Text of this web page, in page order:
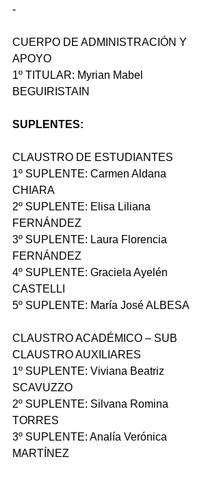
-
CUERPO DE ADMINISTRACIÓN Y
APOYO
1º TITULAR: Myrian Mabel
BEGUIRISTAIN
SUPLENTES:
CLAUSTRO DE ESTUDIANTES
1º SUPLENTE: Carmen Aldana
CHIARA
2º SUPLENTE: Elisa Liliana
FERNÁNDEZ
3º SUPLENTE: Laura Florencia
FERNÁNDEZ
4º SUPLENTE: Graciela Ayelén
CASTELLI
5º SUPLENTE: María José ALBESA
CLAUSTRO ACADÉMICO – SUB
CLAUSTRO AUXILIARES
1º SUPLENTE: Viviana Beatriz
SCAVUZZO
2º SUPLENTE: Silvana Romina
TORRES
3º SUPLENTE: Analía Verónica
MARTÍNEZ